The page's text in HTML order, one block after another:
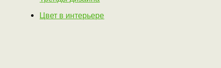
Цвет в интерьере